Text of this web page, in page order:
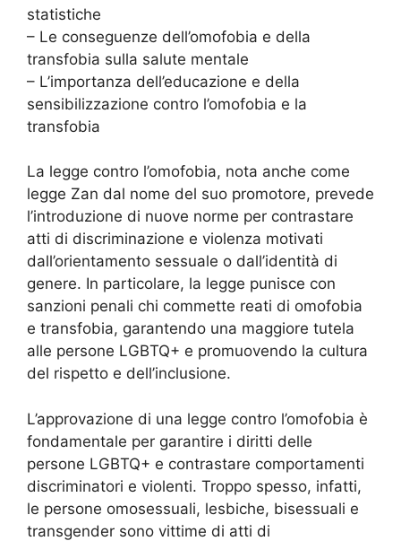
statistiche
– Le conseguenze dell’omofobia e della
transfobia sulla salute mentale
– L’importanza dell’educazione e della
sensibilizzazione contro l’omofobia e la
transfobia
La legge contro l’omofobia, nota anche come
legge Zan dal nome del suo promotore, prevede
l’introduzione di nuove norme per contrastare
atti di discriminazione e violenza motivati
dall’orientamento sessuale o dall’identità di
genere. In particolare, la legge punisce con
sanzioni penali chi commette reati di omofobia
e transfobia, garantendo una maggiore tutela
alle persone LGBTQ+ e promuovendo la cultura
del rispetto e dell’inclusione.
L’approvazione di una legge contro l’omofobia è
fondamentale per garantire i diritti delle
persone LGBTQ+ e contrastare comportamenti
discriminatori e violenti. Troppo spesso, infatti,
le persone omosessuali, lesbiche, bisessuali e
transgender sono vittime di atti di